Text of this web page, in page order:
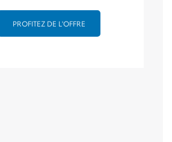
PROFITEZ DE L'OFFRE